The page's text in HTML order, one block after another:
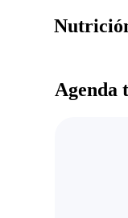
Agenda